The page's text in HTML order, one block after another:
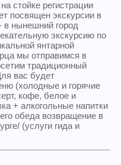
стойке регистрации
посвящен экскурсии в
в нынешний город
экскурсию по
янтарной
мы отправимся в
традиционный
вас будет
(холодные и горячие
кофе, белое и
+ алкогольные напитки
обеда возвращение в
(услуги гида и